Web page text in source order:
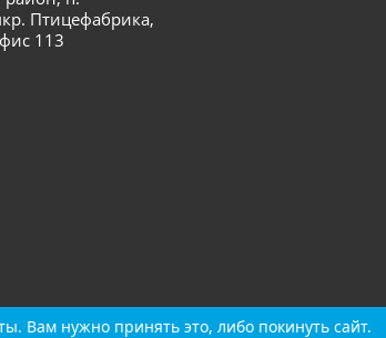
Птицефабрика,
113
Вам нужно принять это, либо покинуть сайт.